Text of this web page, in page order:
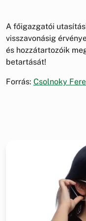
A főigazgatói
visszavonásig
és hozzátartozóik
betartását!
Forrás: Csolnoky